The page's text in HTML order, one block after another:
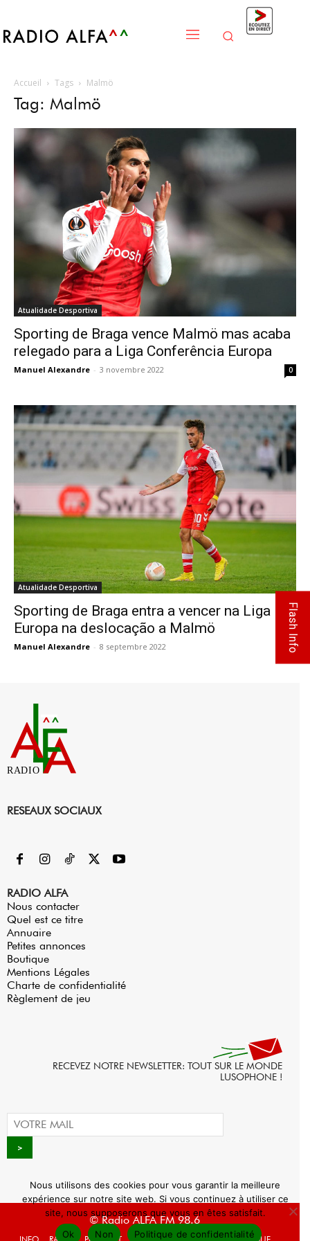
Accueil Tags Malmö
Tag: Malmö
Atualidade Desportiva
Sporting de Braga vence Malmö mas acaba
relegado para a Liga Conferência Europa
Manuel Alexandre - 3 novembre 2022 0
Atualidade Desportiva
Sporting de Braga entra a vencer na Liga
Europa na deslocação a Malmö
Manuel Alexandre - 8 septembre 2022 0
RADIO
RESEAUX SOCIAUX
RADIO ALFA
Nous contacter
Quel est ce titre
Annuaire
Petites annonces
Boutique
Mentions Légales
Charte de confidentialité
Règlement de jeu
RECEVEZ NOTRE NEWSLETTER: TOUT SUR LE MONDE
LUSOPHONE !
© Radio ALFA FM 98.6
Flash Info
Nous utilisons des cookies pour vous garantir la meilleure
expérience sur notre site web. Si vous continuez à utiliser ce
site, nous supposerons que vous en êtes satisfait.
Ok
Non Politique de confidentialité